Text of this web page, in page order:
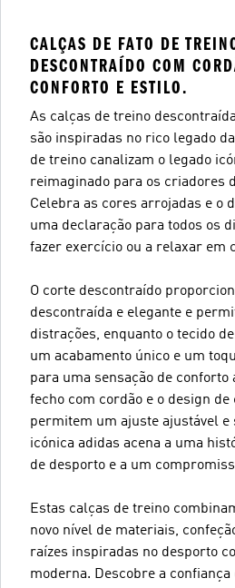
CALÇAS DE FATO DE
DESCONTRAÍDO COM
CONFORTO E ESTILO.
As calças de treino
são inspiradas no rico legado
de treino canalizam o legado
reimaginado para os criadores
Celebra as cores arrojadas e o
uma declaração para todos os
fazer exercício ou a relaxar em
O corte descontraído
descontraída e elegante e
distrações, enquanto o tecido
um acabamento único e um
para uma sensação de conforto
fecho com cordão e o design
permitem um ajuste ajustável e
icónica adidas acena a uma
de desporto e a um
Estas calças de treino
novo nível de materiais,
raízes inspiradas no desporto
moderna. Descobre a confiança